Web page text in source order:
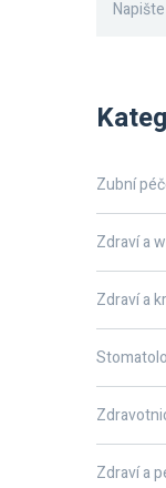
Zubní
Zdraví a
Zdraví a
Zdraví a